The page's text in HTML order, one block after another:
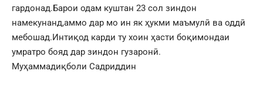
гардонад.Барои одам куштан 23 сол зиндон
намекунанд,аммо дар мо ин як ҳукми маъмулӣ ва оддӣ
мебошад.Интиқод карди ту хоин ҳасти боқимондаи
умратро бояд дар зиндон гузаронӣ.
Муҳаммадиқболи Садриддин